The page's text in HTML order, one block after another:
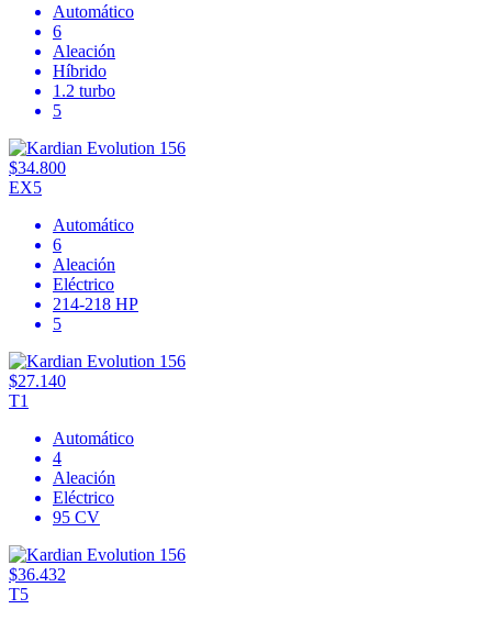
Automático
6
Aleación
Híbrido
1.2 turbo
5
$34.800
EX5
Automático
6
Aleación
Eléctrico
214-218 HP
5
$27.140
T1
Automático
4
Aleación
Eléctrico
95 CV
$36.432
T5